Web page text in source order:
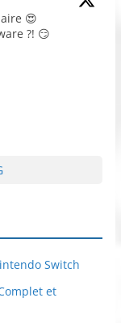
😍
?! 😏
Switch
et